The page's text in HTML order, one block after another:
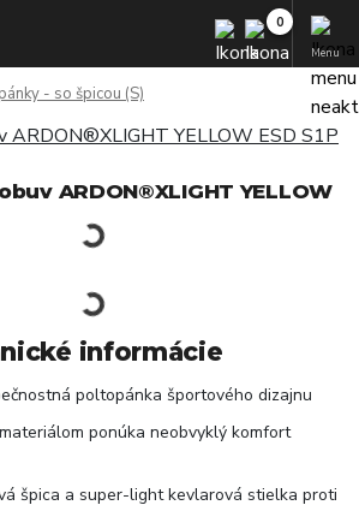
Menu
- so špicou (S)
ARDON®XLIGHT YELLOW
informácie
poltopánka športového dizajnu
ponúka neobvyklý komfort
špica a super-light kevlarová stielka proti